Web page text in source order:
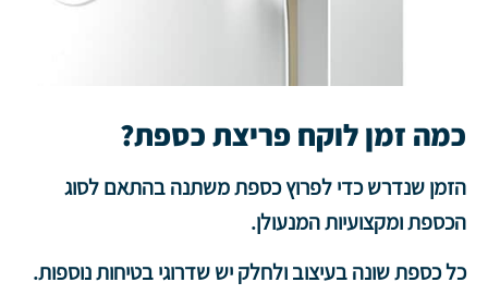
כמה זמן לוקח פריצת כספת?
הזמן שנדרש כדי לפרוץ כספת משתנה בהתאם לסוג
הכספת ומקצועיות המנעולן.
כל כספת שונה בעיצוב ולחלק יש שדרוגי בטיחות נוספות.